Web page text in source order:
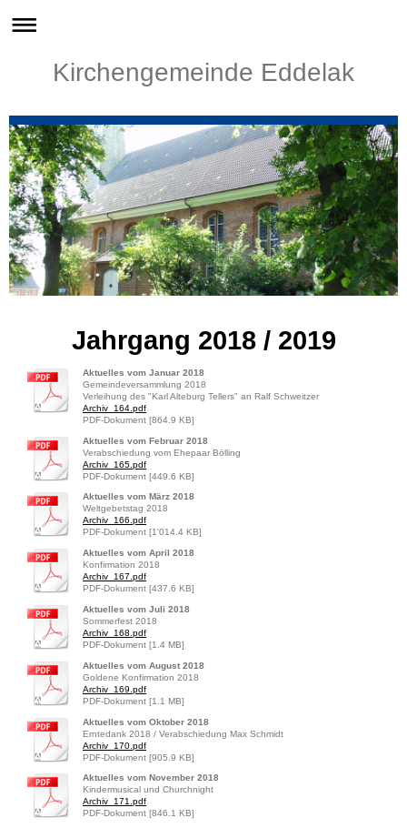
Kirchengemeinde Eddelak
Jahrgang 2018 / 2019
Aktuelles vom Januar 2018
Gemeindeversammlung 2018
Verleihung des "Karl Alteburg Tellers" an Ralf Schweitzer
Archiv_164.pdf
PDF-Dokument [864.9 KB]
Aktuelles vom Februar 2018
Verabschiedung vom Ehepaar Bölling
Archiv_165.pdf
PDF-Dokument [449.6 KB]
Aktuelles vom März 2018
Weltgebetstag 2018
Archiv_166.pdf
PDF-Dokument [1'014.4 KB]
Aktuelles vom April 2018
Konfirmation 2018
Archiv_167.pdf
PDF-Dokument [437.6 KB]
Aktuelles vom Juli 2018
Sommerfest 2018
Archiv_168.pdf
PDF-Dokument [1.4 MB]
Aktuelles vom August 2018
Goldene Konfirmation 2018
Archiv_169.pdf
PDF-Dokument [1.1 MB]
Aktuelles vom Oktober 2018
Erntedank 2018 / Verabschiedung Max Schmidt
Archiv_170.pdf
PDF-Dokument [905.9 KB]
Aktuelles vom November 2018
Kindermusical und Churchnight
Archiv_171.pdf
PDF-Dokument [846.1 KB]